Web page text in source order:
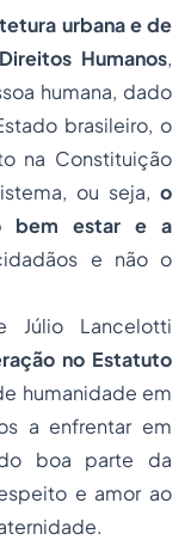
urbana e de
Humanos,
humana, dado
brasileiro, o
na Constituição
ou seja, o
bem estar e a
e não o
Júlio Lancelotti
no Estatuto
humanidade em
a enfrentar em
boa parte da
e amor ao